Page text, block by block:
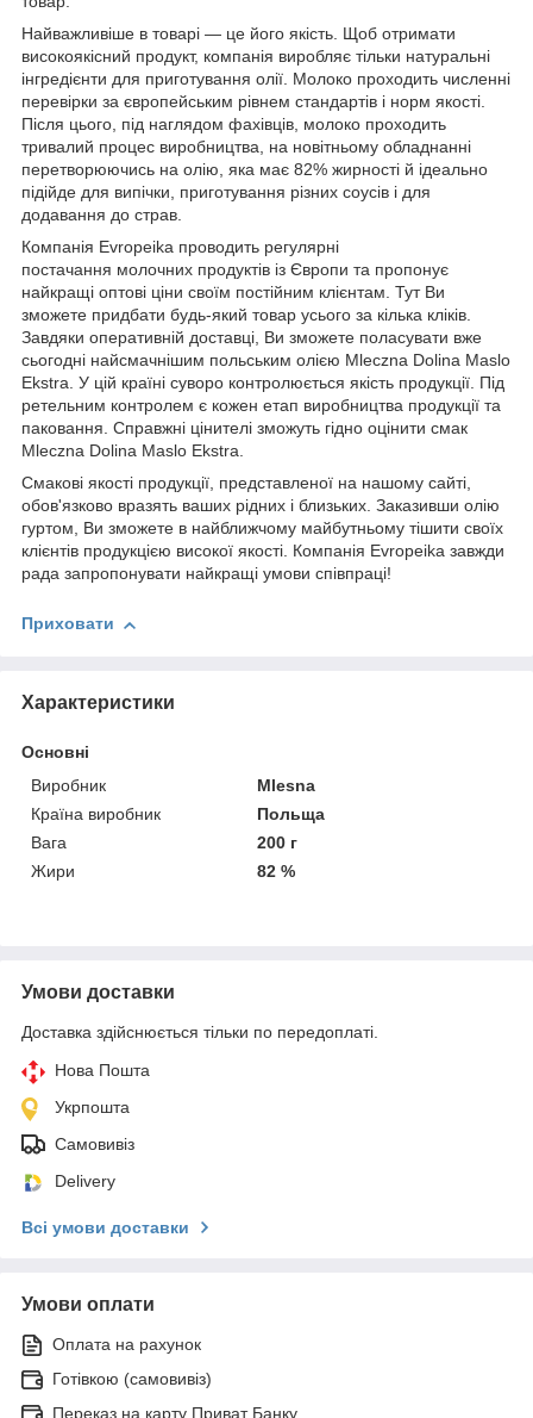
Найважливіше в товарі — це його якість. Щоб отримати
високоякісний продукт, компанія виробляє тільки натуральні
інгредієнти для приготування олії. Молоко проходить численні
перевірки за європейським рівнем стандартів і норм якості.
Після цього, під наглядом фахівців, молоко проходить
тривалий процес виробництва, на новітньому обладнанні
перетворюючись на олію, яка має 82% жирності й ідеально
підійде для випічки, приготування різних соусів і для
додавання до страв.
Компанія Evropeika проводить регулярні
постачання молочних продуктів із Європи та пропонує
найкращі оптові ціни своїм постійним клієнтам. Тут Ви
зможете придбати будь-який товар усього за кілька кліків.
Завдяки оперативній доставці, Ви зможете поласувати вже
сьогодні найсмачнішим польським олією Mleczna Dolina Maslo
Ekstra. У цій країні суворо контролюється якість продукції. Під
ретельним контролем є кожен етап виробництва продукції та
паковання. Справжні цінителі зможуть гідно оцінити смак
Mleczna Dolina Maslo Ekstra.
Смакові якості продукції, представленої на нашому сайті,
обов'язково вразять ваших рідних і близьких. Заказивши олію
гуртом, Ви зможете в найближчому майбутньому тішити своїх
клієнтів продукцією високої якості. Компанія Evropeika завжди
рада запропонувати найкращі умови співпраці!
Приховати
Характеристики
Основні
Виробник
Mlesna
Країна виробник
Польща
Вага
200 г
Жири
82 %
Умови доставки
Доставка здійснюється тільки по передоплаті.
Нова Пошта
Укрпошта
Самовивіз
Delivery
Всі умови доставки
Умови оплати
Оплата на рахунок
Готівкою (самовивіз)
Переказ на карту Приват Банку